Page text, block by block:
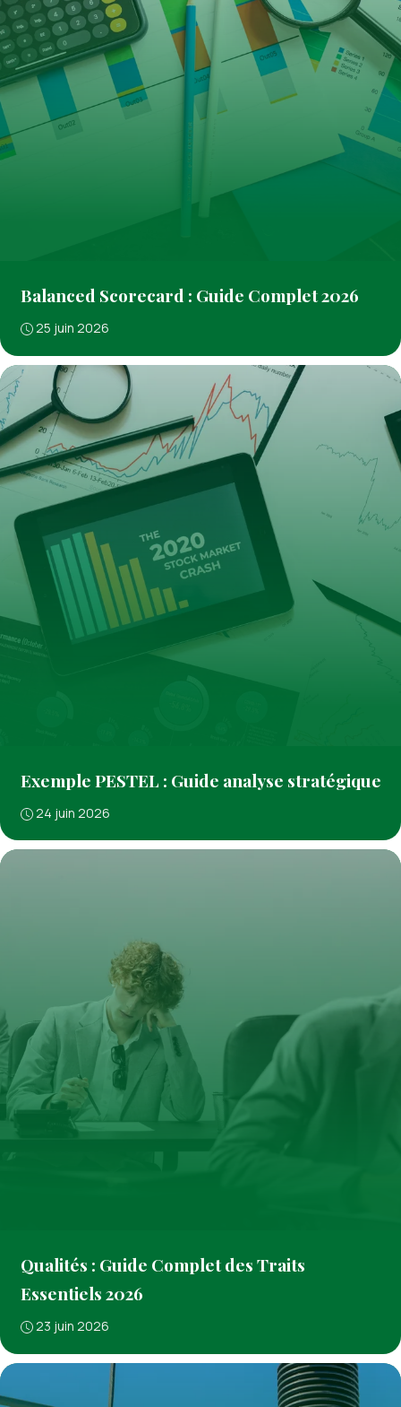
Balanced Scorecard : Guide Complet 2026
25 juin 2026
Exemple PESTEL : Guide analyse stratégique
24 juin 2026
Qualités : Guide Complet des Traits
Essentiels 2026
23 juin 2026